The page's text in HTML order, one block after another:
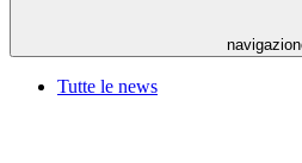
Tutte le news